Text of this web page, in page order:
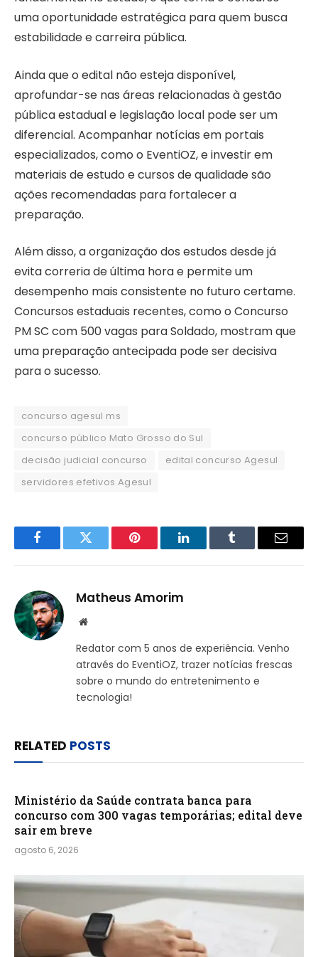
uma oportunidade estratégica para quem busca
estabilidade e carreira pública.
Ainda que o edital não esteja disponível,
aprofundar-se nas áreas relacionadas à gestão
pública estadual e legislação local pode ser um
diferencial. Acompanhar notícias em portais
especializados, como o EventiOZ, e investir em
materiais de estudo e cursos de qualidade são
ações recomendadas para fortalecer a
preparação.
Além disso, a organização dos estudos desde já
evita correria de última hora e permite um
desempenho mais consistente no futuro certame.
Concursos estaduais recentes, como o Concurso
PM SC com 500 vagas para Soldado, mostram que
uma preparação antecipada pode ser decisiva
para o sucesso.
concurso agesul ms
concurso público Mato Grosso do Sul
decisão judicial concurso
edital concurso Agesul
servidores efetivos Agesul
FacebookTwitter Pinterest LinkedInTumblr Email
Matheus Amorim
Website
Redator com 5 anos de experiência. Venho
através do EventiOZ, trazer notícias frescas
sobre o mundo do entretenimento e
tecnologia!
RELATED POSTS
Ministério da Saúde contrata banca para
concurso com 300 vagas temporárias; edital deve
sair em breve
agosto 6, 2026